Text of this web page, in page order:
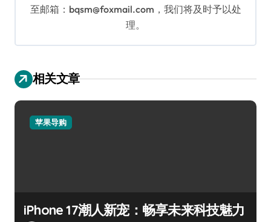
至邮箱：bqsm@foxmail.com，我们将及时予以处
理。
相关文章
苹果导购
iPhone 17潮人新宠：畅享未来科技魅力